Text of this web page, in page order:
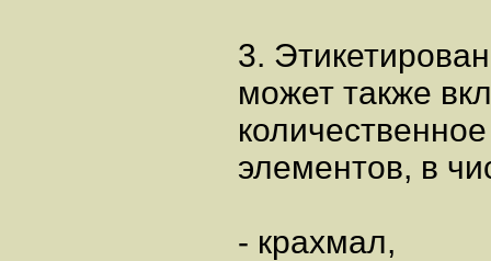
3.
может также
элементов, в
- крахмал,